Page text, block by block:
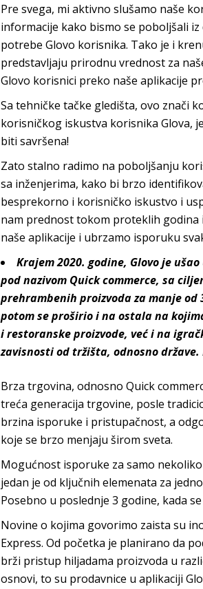
Pre svega, mi aktivno slušamo naše
informacije kako bismo se poboljšali
potrebe Glovo korisnika. Tako je i
predstavljaju prirodnu vrednost za
Glovo korisnici preko naše aplikacije
Sa tehničke tačke gledišta, ovo znači
korisničkog iskustva korisnika Glova,
biti savršena!
Zato stalno radimo na poboljšanju
sa inženjerima, kako bi brzo
besprekorno i korisničko iskustvo i
nam prednost tokom proteklih
naše aplikacije i ubrzamo isporuku
Krajem 2020. godine, Glovo je
pod nazivom Quick commerce, sa
prehrambenih proizvoda za manje od
potom se proširio i na ostala na
i restoranske proizvode, već i na
zavisnosti od tržišta, odnosno države.
Brza trgovina, odnosno Quick
treća generacija trgovine, posle
brzina isporuke i pristupačnost, a
koje se brzo menjaju širom sveta.
Mogućnost isporuke za samo
jedan je od ključnih elemenata za
Posebno u poslednje 3 godine, kada
Novine o kojima govorimo zaista su
Express. Od početka je planirano da
brži pristup hiljadama proizvoda u
osnovi, to su prodavnice u aplikaciji